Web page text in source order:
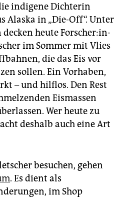
indigene Dichterin
Alaska in „Die-Off“. Unter
heute For­sche­r:in­
im Sommer mit Vlies
die das Eis vor
sollen. Ein Vorhaben,
– und hilflos. Den Rest
Eismassen
Wer heute zu
deshalb auch eine Art
besuchen, gehen
. Es dient als
im Shop